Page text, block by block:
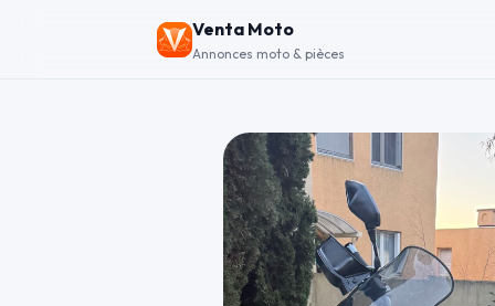
Venta Moto
Annonces moto & pièces